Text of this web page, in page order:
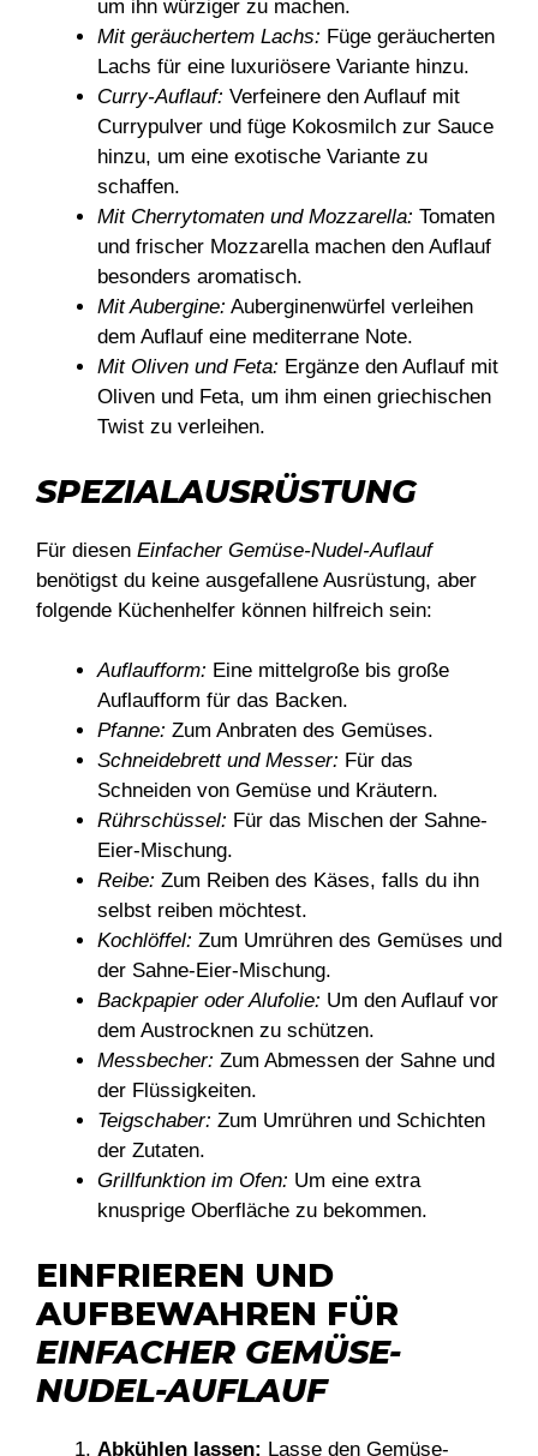
um ihn würziger zu machen.
Mit geräuchertem Lachs: Füge geräucherten
Lachs für eine luxuriösere Variante hinzu.
Curry-Auflauf: Verfeinere den Auflauf mit
Currypulver und füge Kokosmilch zur Sauce
hinzu, um eine exotische Variante zu
schaffen.
Mit Cherrytomaten und Mozzarella: Tomaten
und frischer Mozzarella machen den Auflauf
besonders aromatisch.
Mit Aubergine: Auberginenwürfel verleihen
dem Auflauf eine mediterrane Note.
Mit Oliven und Feta: Ergänze den Auflauf mit
Oliven und Feta, um ihm einen griechischen
Twist zu verleihen.
SPEZIALAUSRÜSTUNG
Für diesen Einfacher Gemüse-Nudel-Auflauf
benötigst du keine ausgefallene Ausrüstung, aber
folgende Küchenhelfer können hilfreich sein:
Auflaufform: Eine mittelgroße bis große
Auflaufform für das Backen.
Pfanne: Zum Anbraten des Gemüses.
Schneidebrett und Messer: Für das
Schneiden von Gemüse und Kräutern.
Rührschüssel: Für das Mischen der Sahne-
Eier-Mischung.
Reibe: Zum Reiben des Käses, falls du ihn
selbst reiben möchtest.
Kochlöffel: Zum Umrühren des Gemüses und
der Sahne-Eier-Mischung.
Backpapier oder Alufolie: Um den Auflauf vor
dem Austrocknen zu schützen.
Messbecher: Zum Abmessen der Sahne und
der Flüssigkeiten.
Teigschaber: Zum Umrühren und Schichten
der Zutaten.
Grillfunktion im Ofen: Um eine extra
knusprige Oberfläche zu bekommen.
EINFRIEREN UND
AUFBEWAHREN FÜR
EINFACHER GEMÜSE-
NUDEL-AUFLAUF
Abkühlen lassen: Lasse den Gemüse-